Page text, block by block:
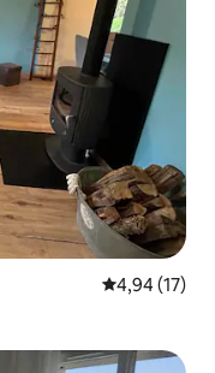
Gemiddelde
4,94 (17)